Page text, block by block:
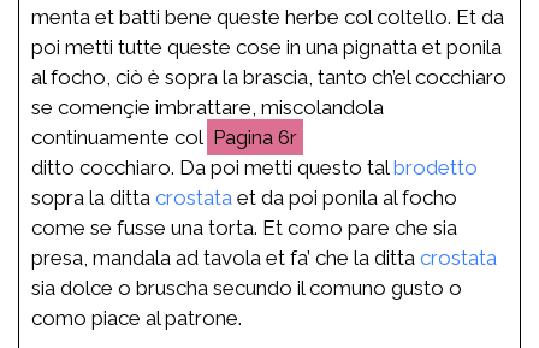
menta et batti bene queste herbe col coltello. Et da
poi metti tutte queste cose in una pignatta et ponila
al focho, ciò è sopra la brascia, tanto ch’el cocchiaro
se començie imbrattare, miscolandola
continuamente col
6r
ditto cocchiaro. Da poi metti questo talbrodetto
sopra la ditta crostata et da poi ponila al focho
come se fusse una torta. Et como pare che sia
presa, mandala ad tavola et fa’ che la ditta crostata
sia dolce o bruscha secundo il comuno gusto o
como piace al patrone.